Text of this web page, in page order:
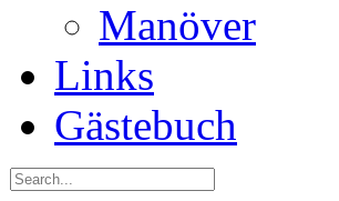
Manöver
Links
Gästebuch